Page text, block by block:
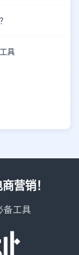
具
营销！
备工具